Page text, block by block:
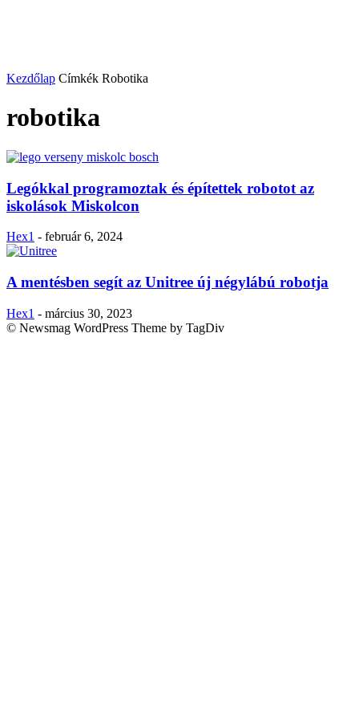
Kezdőlap Címkék Robotika
robotika
Legókkal programoztak és építettek robotot az
iskolások Miskolcon
Hex1 - február 6, 2024
A mentésben segít az Unitree új négylábú robotja
Hex1 - március 30, 2023
© Newsmag WordPress Theme by TagDiv